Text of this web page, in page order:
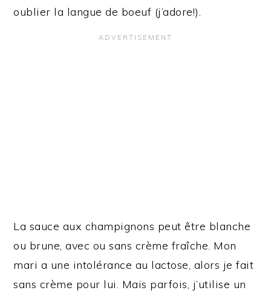
oublier la langue de boeuf (j’adore!).
La sauce aux champignons peut être blanche
ou brune, avec ou sans crème fraîche. Mon
mari a une intolérance au lactose, alors je fait
sans crème pour lui. Mais parfois, j’utilise un